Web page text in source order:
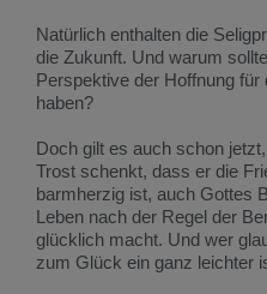
Natürlich enthalten die
die Zukunft. Und warum
Perspektive der Hoffnung
haben?
Doch gilt es auch schon
Trost schenkt, dass er die
barmherzig ist, auch Gottes
Leben nach der Regel der
glücklich macht. Und wer
zum Glück ein ganz leichter